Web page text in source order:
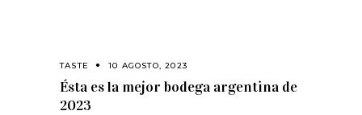
TASTE 10 AGOSTO, 2023
Ésta es la mejor bodega argentina de
2023